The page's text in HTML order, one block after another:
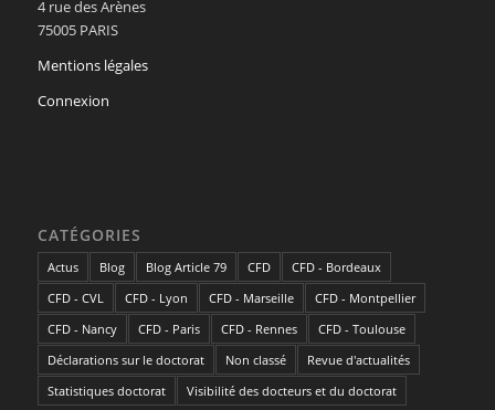
4 rue des Arènes
75005 PARIS
Mentions légales
Connexion
CATÉGORIES
Actus Blog Blog Article 79 CFD
CFD - Bordeaux
CFD - CVL
CFD - Lyon CFD - Marseille
CFD - Montpellier
CFD - Nancy
CFD - Paris CFD - Rennes
CFD - Toulouse
Déclarations sur le doctorat
Non classé
Revue d'actualités
Statistiques doctorat
Visibilité des docteurs et du doctorat